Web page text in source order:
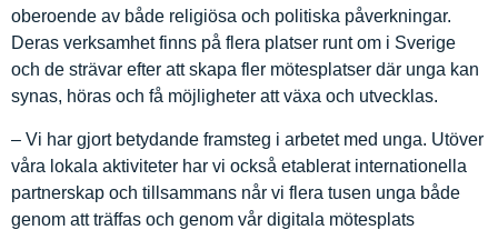
oberoende av både religiösa och politiska påverkningar.
Deras verksamhet finns på flera platser runt om i Sverige
och de strävar efter att skapa fler mötesplatser där unga kan
synas, höras och få möjligheter att växa och utvecklas.
– Vi har gjort betydande framsteg i arbetet med unga. Utöver
våra lokala aktiviteter har vi också etablerat internationella
partnerskap och tillsammans når vi flera tusen unga både
genom att träffas och genom vår digitala mötesplats